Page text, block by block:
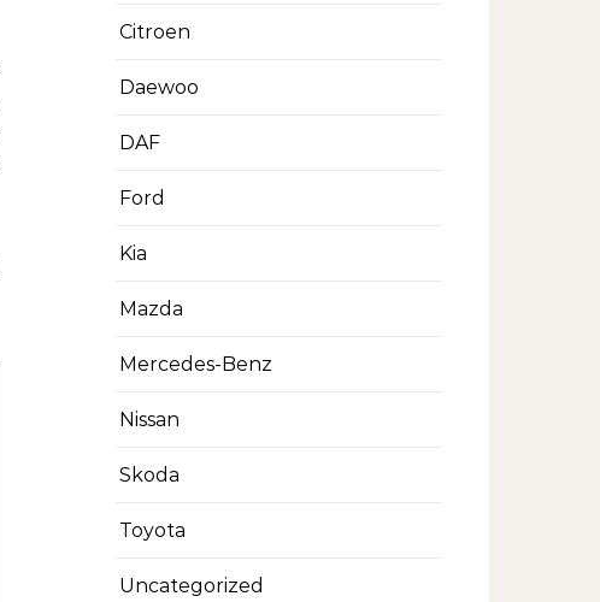
Citroen
Daewoo
DAF
Ford
Kia
Mazda
Mercedes-Benz
Nissan
Skoda
Toyota
Uncategorized